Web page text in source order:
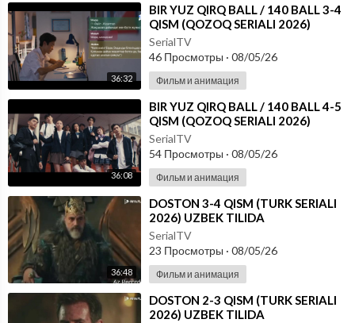
36:32
⁣⁣BIR YUZ QIRQ BALL / 140 BALL 3-4
QISM (QOZOQ SERIALI 2026)
UZBEK TILIDA
SerialTV
46 Просмотры · 08/05/26
Фильм и анимация
36:08
⁣⁣BIR YUZ QIRQ BALL / 140 BALL 4-5
QISM (QOZOQ SERIALI 2026)
UZBEK TILIDA
SerialTV
54 Просмотры · 08/05/26
Фильм и анимация
36:48
⁣DOSTON 3-4 QISM (TURK SERIALI
2026) UZBEK TILIDA
SerialTV
23 Просмотры · 08/05/26
Фильм и анимация
⁣DOSTON 2-3 QISM (TURK SERIALI
2026) UZBEK TILIDA